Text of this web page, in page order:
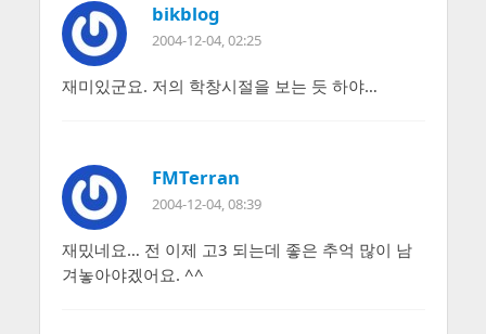
bikblog
2004-12-04, 02:25
재미있군요. 저의 학창시절을 보는 듯 하야…
FMTerran
2004-12-04, 08:39
재밌네요… 전 이제 고3 되는데 좋은 추억 많이 남
겨놓아야겠어요. ^^